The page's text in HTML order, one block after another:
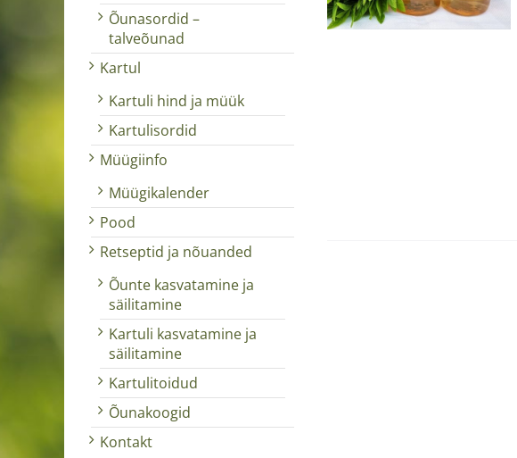
Õunasordid –
talveõunad
Kartul
Kartuli hind ja müük
Kartulisordid
Müügiinfo
Müügikalender
Pood
Retseptid ja nõuanded
Õunte kasvatamine ja
säilitamine
Kartuli kasvatamine ja
säilitamine
Kartulitoidud
Õunakoogid
Kontakt